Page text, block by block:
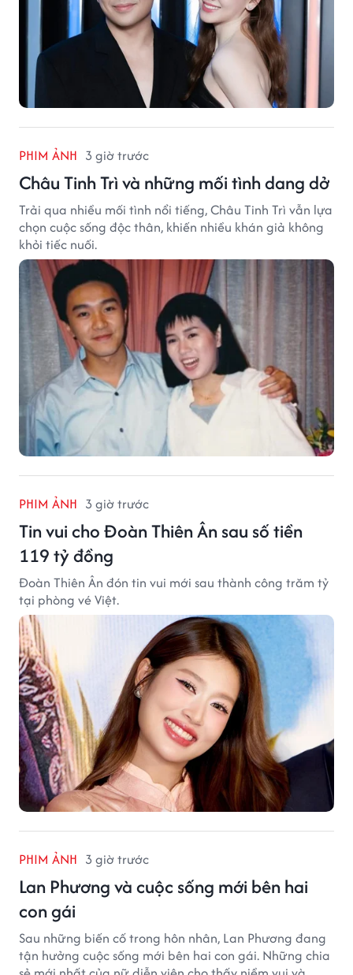
PHIM ẢNH 3 giờ trước
Châu Tinh Trì và những mối tình dang dở
Trải qua nhiều mối tình nổi tiếng, Châu Tinh Trì vẫn lựa
chọn cuộc sống độc thân, khiến nhiều khán giả không
khỏi tiếc nuối.
PHIM ẢNH 3 giờ trước
Tin vui cho Đoàn Thiên Ân sau số tiền
119 tỷ đồng
Đoàn Thiên Ân đón tin vui mới sau thành công trăm tỷ
tại phòng vé Việt.
PHIM ẢNH 3 giờ trước
Lan Phương và cuộc sống mới bên hai
con gái
Sau những biến cố trong hôn nhân, Lan Phương đang
tận hưởng cuộc sống mới bên hai con gái. Những chia